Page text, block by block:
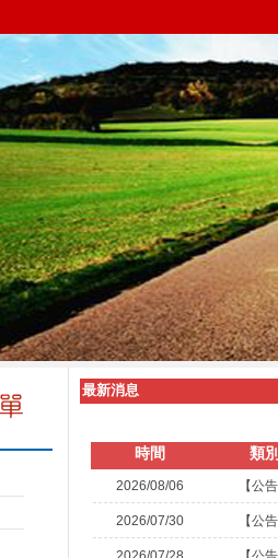
最新消息
時間 類
2026/08/06 【公
2026/07/30 【公